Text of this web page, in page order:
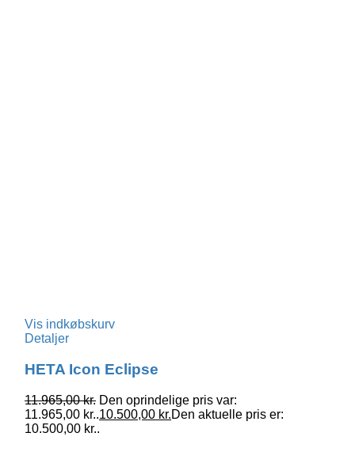
Vis indkøbskurv
Detaljer
HETA Icon Eclipse
11.965,00kr. Den oprindelige pris var:
11.965,00 kr..10.500,00 kr.Den aktuelle pris er:
10.500,00 kr..